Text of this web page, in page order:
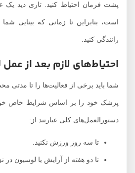
پشت فرمان احتیاط کنید. تاری دید یک
است، بنابراین تا زمانی که بینایی شما
رانندگی کنید.
احتیاط‌های لازم بعد از عمل
شما باید برخی از فعالیت‌ها را تا مدتی محدود
پزشک خود را بر اساس شرایط خاص خود
دستورالعمل‌های کلی عبارتند از:
تا سه روز ورزش نکنید.
تا دو هفته از آرایش یا لوسیون در